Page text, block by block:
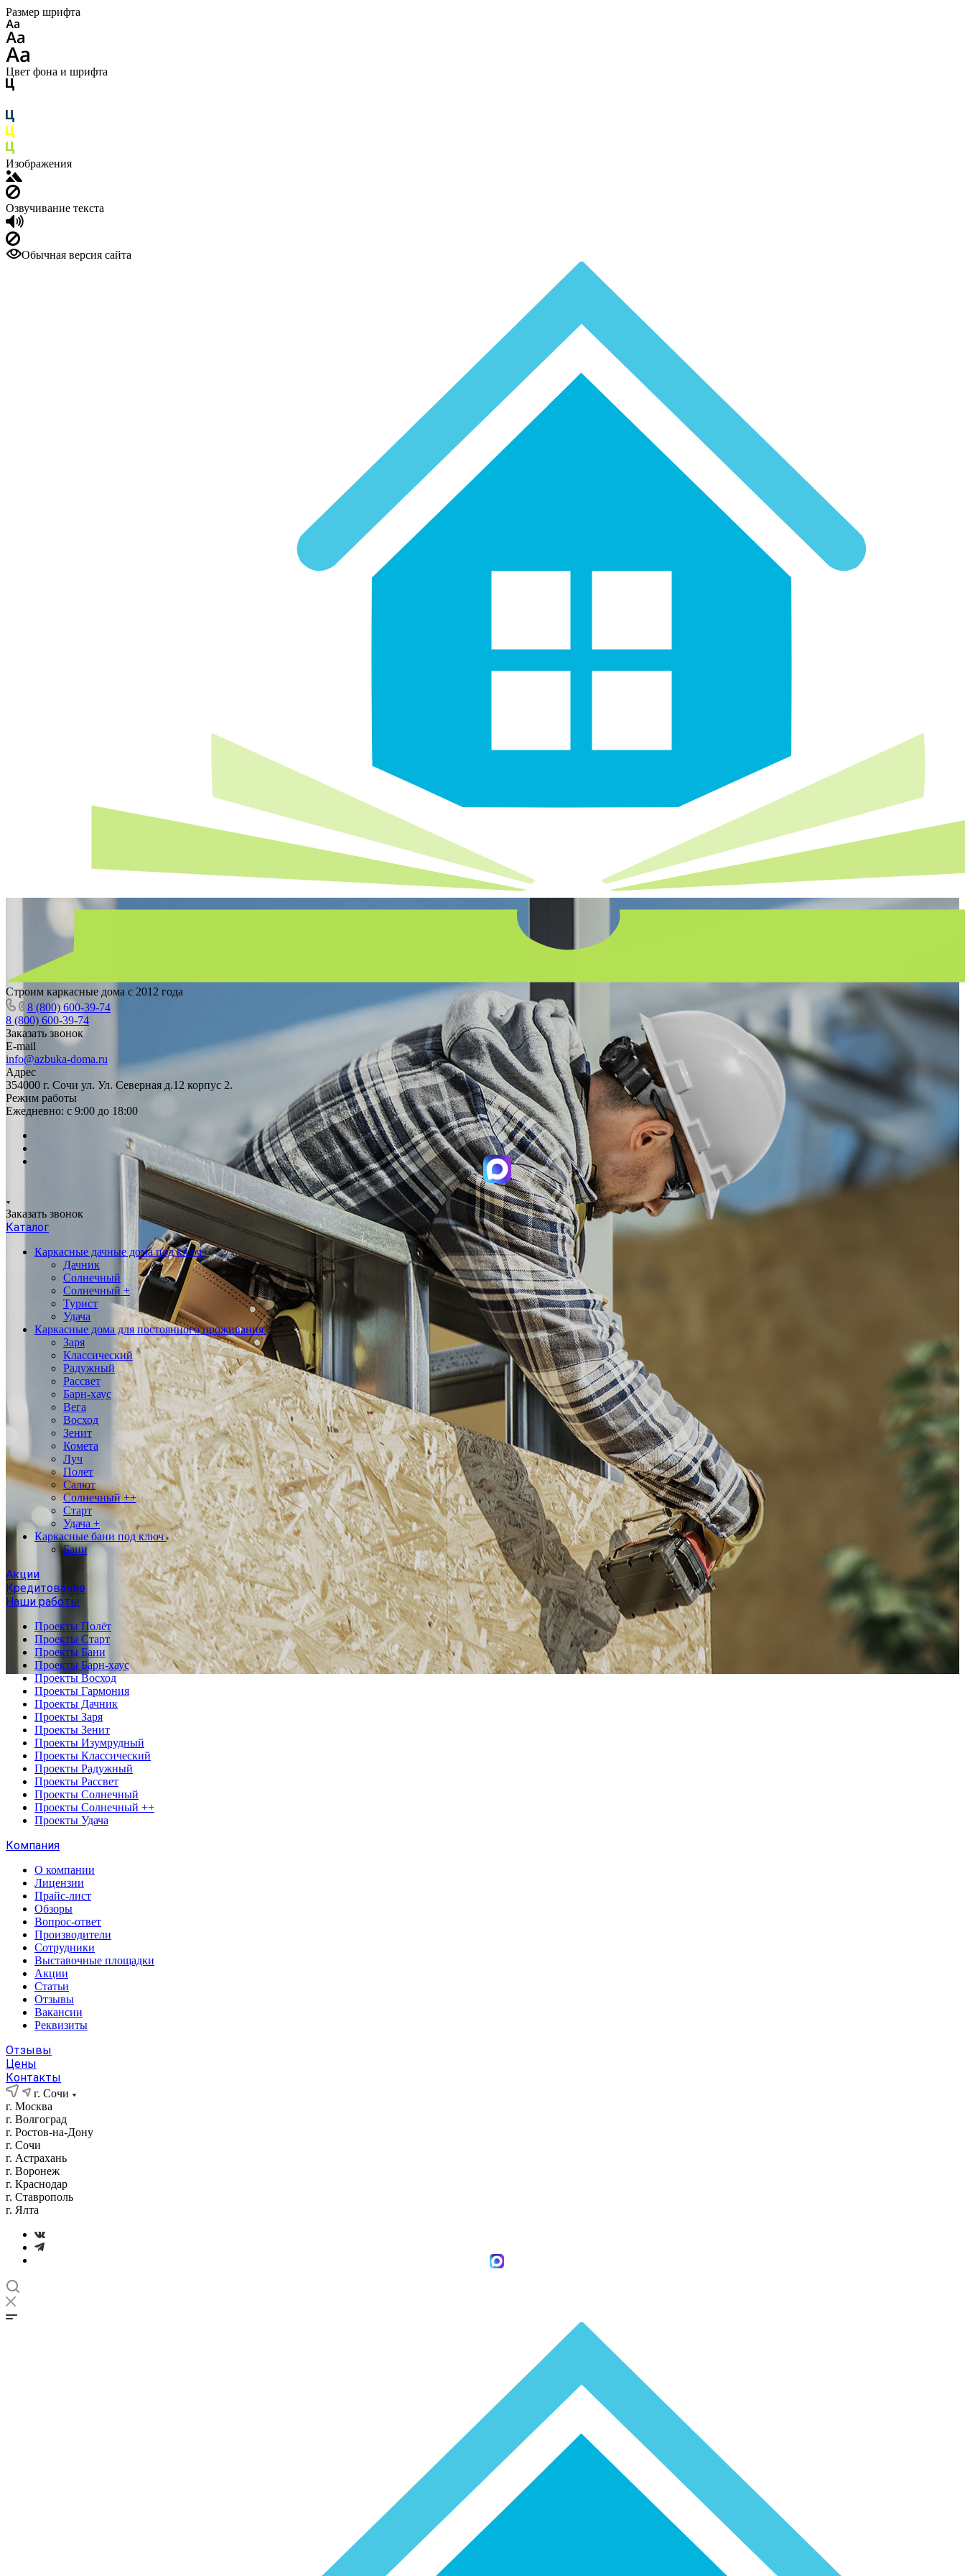
Размер шрифта
Цвет фона и шрифта
Изображения
Озвучивание текста
Обычная версия сайта
Строим каркасные дома с 2012 года
8 (800) 600-39-74
8 (800) 600-39-74
Заказать звонок
E-mail
info@azbuka-doma.ru
Адрес
354000 г. Сочи ул. Ул. Северная д.12 корпус 2.
Режим работы
Ежедневно: с 9:00 до 18:00
Заказать звонок
Каталог
Каркасные дачные дома под ключ
Дачник
Солнечный
Солнечный +
Турист
Удача
Каркасные дома для постоянного проживания
Заря
Классический
Радужный
Рассвет
Барн-хаус
Вега
Восход
Зенит
Комета
Луч
Полет
Салют
Солнечный ++
Старт
Удача +
Каркасные бани под ключ
Бани
Акции
Кредитование
Наши работы
Проекты Полёт
Проекты Старт
Проекты Бани
Проекты Барн-хаус
Проекты Восход
Проекты Гармония
Проекты Дачник
Проекты Заря
Проекты Зенит
Проекты Изумрудный
Проекты Классический
Проекты Радужный
Проекты Рассвет
Проекты Солнечный
Проекты Солнечный ++
Проекты Удача
Компания
О компании
Лицензии
Прайс-лист
Обзоры
Вопрос-ответ
Производители
Сотрудники
Выставочные площадки
Акции
Статьи
Отзывы
Вакансии
Реквизиты
Отзывы
Цены
Контакты
г. Сочи
г. Москва
г. Волгоград
г. Ростов-на-Дону
г. Сочи
г. Астрахань
г. Воронеж
г. Краснодар
г. Ставрополь
г. Ялта